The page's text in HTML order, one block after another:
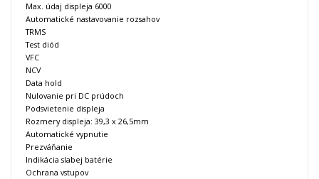
Max. údaj displeja 6000
Automatické nastavovanie rozsahov
TRMS
Test diód
VFC
NCV
Data hold
Nulovanie pri DC prúdoch
Podsvietenie displeja
Rozmery displeja: 39,3 x 26,5mm
Automatické vypnutie
Prezváňanie
Indikácia slabej batérie
Ochrana vstupov